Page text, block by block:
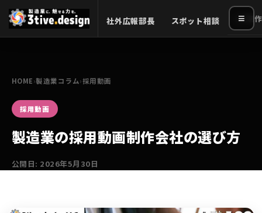
社外広報部長 スポット相談 HP制作
≡
HOME›製造業コラム›採用動画
採用動画
製造業の採用動画制作会社の選び方
公開日: 2026年5月30日